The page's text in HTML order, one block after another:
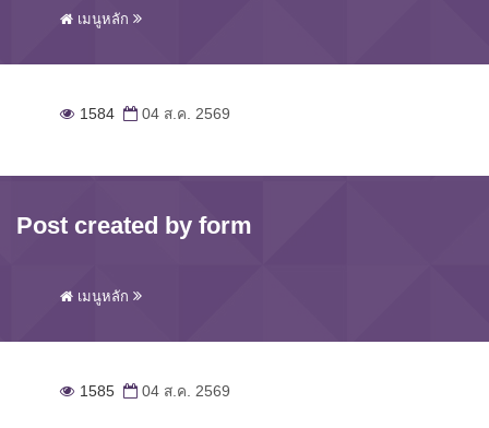
เมนูหลัก
1584 04 ส.ค. 2569
Post created by form
เมนูหลัก
1585 04 ส.ค. 2569